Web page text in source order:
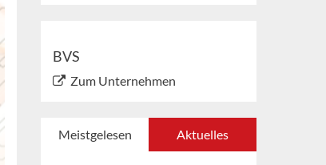
BVS
Zum Unternehmen
Meistgelesen Aktuelles